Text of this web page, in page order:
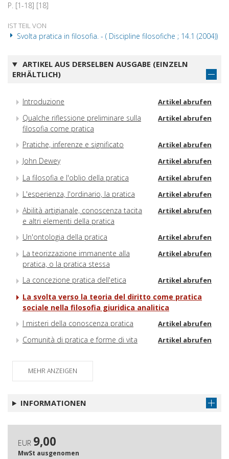
P. [1-18] [18]
IST TEIL VON
Svolta pratica in filosofia. - ( Discipline filosofiche ; 14.1 (2004))
ARTIKEL AUS DERSELBEN AUSGABE (EINZELN
ERHÄLTLICH)
Introduzione Artikel abrufen
Qualche riflessione preliminare sulla
filosofia come pratica
Artikel abrufen
Pratiche, inferenze e significato Artikel abrufen
John Dewey Artikel abrufen
La filosofia e l'oblio della pratica Artikel abrufen
L'esperienza, l'ordinario, la pratica Artikel abrufen
Abilità artigianale, conoscenza tacita
e altri elementi della pratica
Artikel abrufen
Un'ontologia della pratica Artikel abrufen
La teorizzazione immanente alla
pratica, o la pratica stessa
Artikel abrufen
La concezione pratica dell'etica Artikel abrufen
La svolta verso la teoria del diritto come pratica
sociale nella filosofia giuridica analitica
I misteri della conoscenza pratica
Artikel abrufen
Comunità di pratica e forme di vita Artikel abrufen
MEHR ANZEIGEN
INFORMATIONEN
EUR 9,00
MwSt ausgenomen